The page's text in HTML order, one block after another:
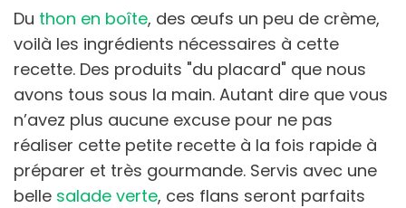
Du thon en boîte, des œufs un peu de crème,
voilà les ingrédients nécessaires à cette
recette. Des produits "du placard" que nous
avons tous sous la main. Autant dire que vous
n’avez plus aucune excuse pour ne pas
réaliser cette petite recette à la fois rapide à
préparer et très gourmande. Servis avec une
belle salade verte, ces flans seront parfaits